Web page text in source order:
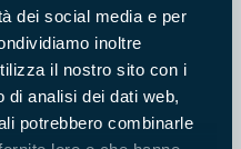
dei social media e per
inoltre
il nostro sito con i
di analisi dei dati web,
potrebbero combinarle
F. Rittatore Von Willer